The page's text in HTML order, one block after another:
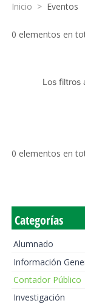
Inicio > Eventos
0 elementos en
Los filtros
0 elementos en
Categorías
Alumnado
Información
Contador Público
Investigación